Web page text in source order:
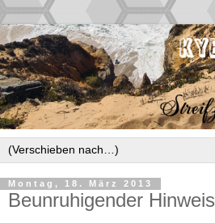
Montag, 18. März 2013
Beunruhigender Hinweis